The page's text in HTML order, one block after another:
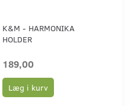
K&M - HARMONIKA
HOLDER
189,00
Læg i kurv